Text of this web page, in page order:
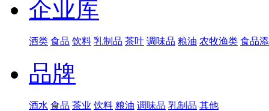
企业库
酒类 食品 饮料 乳制品 茶叶 调味品 粮油 农牧渔类 食品
品牌
酒水 食品 茶业 饮料 粮油 调味品 乳制品 其他